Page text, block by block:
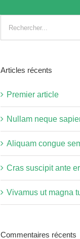
Articles récents
Premier article
Nullam neque
Aliquam congue
Cras suscipit ante
Vivamus ut magna
Commentaires récents